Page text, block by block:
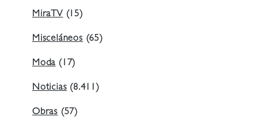
MiraTV (15)
Misceláneos (65)
Moda (17)
Noticias (8.411)
Obras (57)